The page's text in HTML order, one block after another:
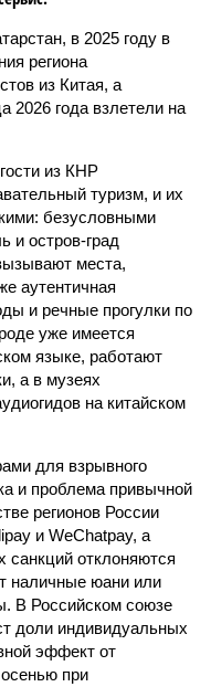
в 2025 году в
региона
из Китая, а
2026 года взлетели на
из КНР
туризм, и их
безусловными
и остров-град
места,
аутентичная
и речные прогулки по
уже имеется
языке, работают
а в музеях
на китайском
для взрывного
и проблема привычной
регионов России
и WeChatpay, а
санкций отклоняются
наличные юани или
В Российском союзе
доли индивидуальных
эффект от
при